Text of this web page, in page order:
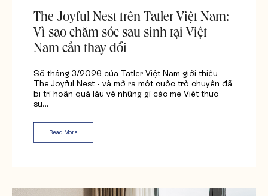
The Joyful Nest trên Tatler Việt Nam:
Vì sao chăm sóc sau sinh tại Việt
Nam cần thay đổi
Số tháng 3/2026 của Tatler Việt Nam giới thiệu
The Joyful Nest - và mở ra một cuộc trò chuyện đã
bị trì hoãn quá lâu về những gì các mẹ Việt thực
sự…
Read More